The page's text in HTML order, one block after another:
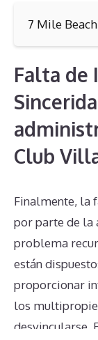
7 Mile
Falta de
Club
Finalmente, la
por parte de la
problema
están
proporcionar
los
desvincularse.